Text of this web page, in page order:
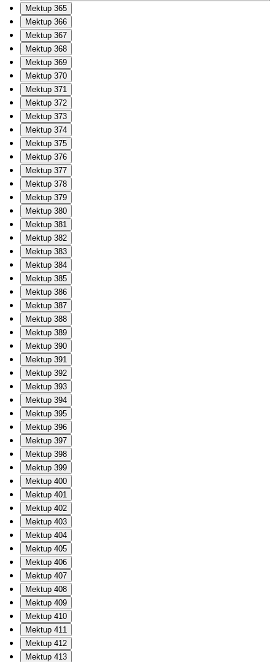
Mektup 365
Mektup 366
Mektup 367
Mektup 368
Mektup 369
Mektup 370
Mektup 371
Mektup 372
Mektup 373
Mektup 374
Mektup 375
Mektup 376
Mektup 377
Mektup 378
Mektup 379
Mektup 380
Mektup 381
Mektup 382
Mektup 383
Mektup 384
Mektup 385
Mektup 386
Mektup 387
Mektup 388
Mektup 389
Mektup 390
Mektup 391
Mektup 392
Mektup 393
Mektup 394
Mektup 395
Mektup 396
Mektup 397
Mektup 398
Mektup 399
Mektup 400
Mektup 401
Mektup 402
Mektup 403
Mektup 404
Mektup 405
Mektup 406
Mektup 407
Mektup 408
Mektup 409
Mektup 410
Mektup 411
Mektup 412
Mektup 413